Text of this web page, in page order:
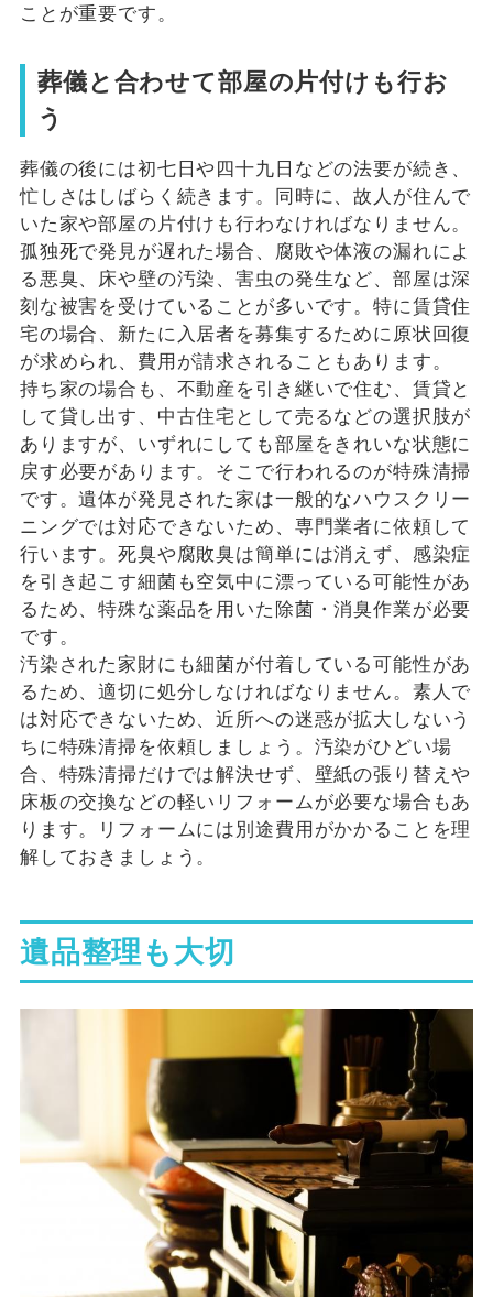
ことが重要です。
葬儀と合わせて部屋の片付けも行お
う
葬儀の後には初七日や四十九日などの法要が続き、
忙しさはしばらく続きます。同時に、故人が住んで
いた家や部屋の片付けも行わなければなりません。
孤独死で発見が遅れた場合、腐敗や体液の漏れによ
る悪臭、床や壁の汚染、害虫の発生など、部屋は深
刻な被害を受けていることが多いです。特に賃貸住
宅の場合、新たに入居者を募集するために原状回復
が求められ、費用が請求されることもあります。
持ち家の場合も、不動産を引き継いで住む、賃貸と
して貸し出す、中古住宅として売るなどの選択肢が
ありますが、いずれにしても部屋をきれいな状態に
戻す必要があります。そこで行われるのが特殊清掃
です。遺体が発見された家は一般的なハウスクリー
ニングでは対応できないため、専門業者に依頼して
行います。死臭や腐敗臭は簡単には消えず、感染症
を引き起こす細菌も空気中に漂っている可能性があ
るため、特殊な薬品を用いた除菌・消臭作業が必要
です。
汚染された家財にも細菌が付着している可能性があ
るため、適切に処分しなければなりません。素人で
は対応できないため、近所への迷惑が拡大しないう
ちに特殊清掃を依頼しましょう。汚染がひどい場
合、特殊清掃だけでは解決せず、壁紙の張り替えや
床板の交換などの軽いリフォームが必要な場合もあ
ります。リフォームには別途費用がかかることを理
解しておきましょう。
遺品整理も大切